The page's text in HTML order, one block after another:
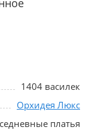
1404 василек
Орхидея Люкс
платья